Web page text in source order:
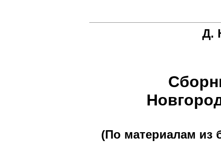
Д.
(По материалам из